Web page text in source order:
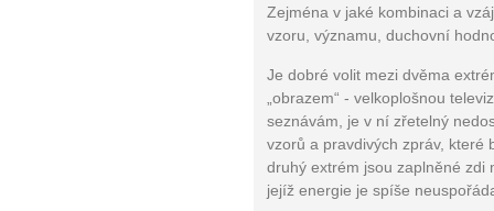
Máte pocit, že jste unaveni
Jak mít více energie
Jak vnést do života
Jak být šťastnější
Zejména v jaké kombinaci a
vzoru, významu, duchovní
Je dobré volit mezi dvěma
„obrazem“ - velkoplošnou
seznávám, je v ní zřetelný
vzorů a pravdivých zpráv, které
druhý extrém jsou zaplněné zdi
jejíž energie je spíše